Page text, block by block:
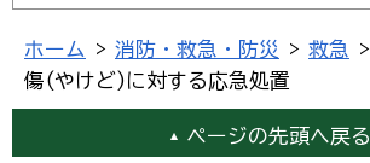
ホーム > 消防・救急・防災 > 救急 >
傷(やけど)に対する応急処置
ページの先頭へ戻る